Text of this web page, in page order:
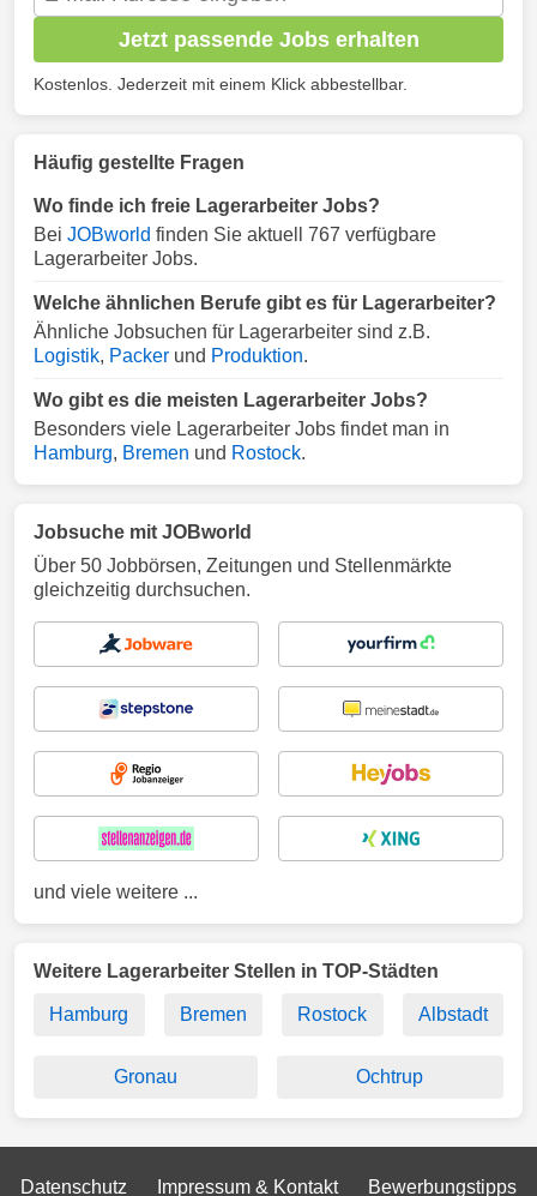
Jetzt passende Jobs erhalten
Kostenlos. Jederzeit mit einem Klick abbestellbar.
Häufig gestellte Fragen
Wo finde ich freie Lagerarbeiter Jobs?
Bei JOBworld finden Sie aktuell 767 verfügbare
Lagerarbeiter Jobs.
Welche ähnlichen Berufe gibt es für Lagerarbeiter?
Ähnliche Jobsuchen für Lagerarbeiter sind z.B.
Logistik, Packer und Produktion.
Wo gibt es die meisten Lagerarbeiter Jobs?
Besonders viele Lagerarbeiter Jobs findet man in
Hamburg, Bremen und Rostock.
Jobsuche mit JOBworld
Über 50 Jobbörsen, Zeitungen und Stellenmärkte
gleichzeitig durchsuchen.
und viele weitere ...
Weitere Lagerarbeiter Stellen in TOP-Städten
Hamburg Bremen Rostock Albstadt
Gronau Ochtrup
Datenschutz Impressum & Kontakt Bewerbungstipps